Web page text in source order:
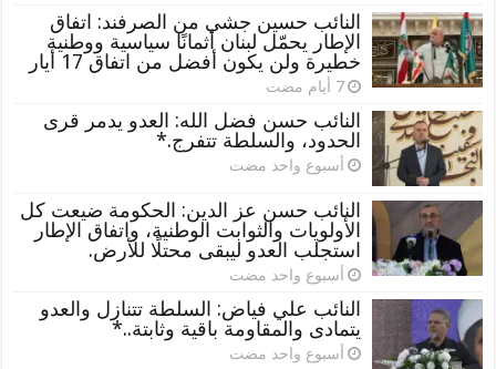
النائب حسين جشي من الصرفند: اتفاق
الإطار يحمّل لبنان أثمانًا سياسية ووطنية
خطيرة ولن يكون أفضل من اتفاق 17 أيار
‏7 أيام مضت
النائب حسن فضل الله: العدو يدمر قرى
الحدود، والسلطة تتفرج.*
‏أسبوع واحد مضت
النائب حسن عز الدين: الحكومة ضيعت كل
الأولويات والثوابت الوطنية، واتفاق الإطار
استجلب العدو ليبقى محتلًا للأرض.
‏أسبوع واحد مضت
النائب علي فياض: السلطة تتنازل والعدو
يتمادى والمقاومة باقية وثابتة..*
‏أسبوع واحد مضت